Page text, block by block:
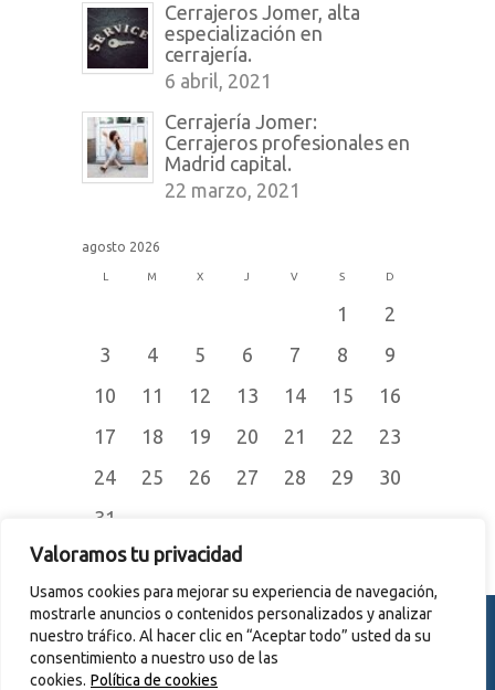
Valoramos tu privacidad
Usamos cookies para mejorar su experiencia de navegación,
mostrarle anuncios o contenidos personalizados y analizar
nuestro tráfico. Al hacer clic en “Aceptar todo” usted da su
consentimiento a nuestro uso de las
cookies. Política de cookies
Cerrajeros Jomer, alta
especialización en
cerrajería.
6 abril, 2021
Cerrajería Jomer:
Cerrajeros profesionales en
Madrid capital.
22 marzo, 2021
agosto 2026
L M X J V S D
1
2
3
4 5 6 7 8
9
10
11 12 13 14 15
16
17
18 19 20 21 22
23
24
25 26 27 28 29
30
31
« Jul
© 2015CERRAJERÍA JOMER S.L.